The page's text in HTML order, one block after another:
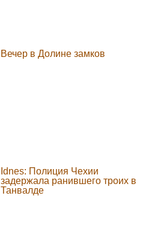
Вечер в Долине замков
Idnes: Полиция Чехии
задержала ранившего троих в
Танвалде